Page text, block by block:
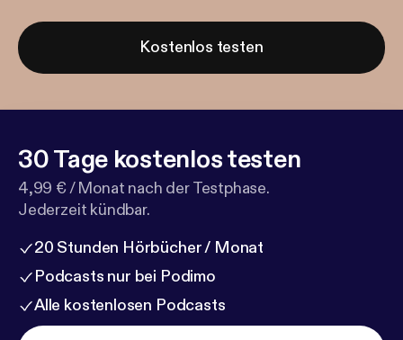
Kostenlos testen
30 Tage kostenlos testen
4,99 € / Monat nach der Testphase.
Jederzeit kündbar.
20 Stunden Hörbücher / Monat
Podcasts nur bei Podimo
Alle kostenlosen Podcasts